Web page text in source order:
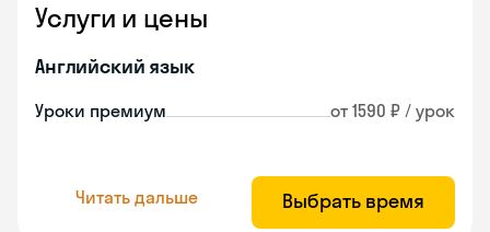
Услуги и цены
Английский язык
Уроки премиум от 1590 ₽ / урок
Читать дальше Выбрать время